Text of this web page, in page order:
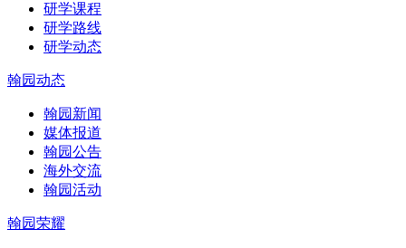
研学课程
研学路线
研学动态
翰园动态
翰园新闻
媒体报道
翰园公告
海外交流
翰园活动
翰园荣耀